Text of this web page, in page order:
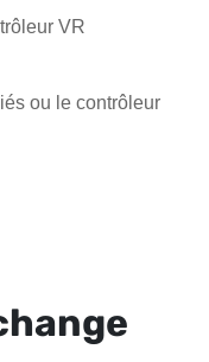
VR
ou le contrôleur